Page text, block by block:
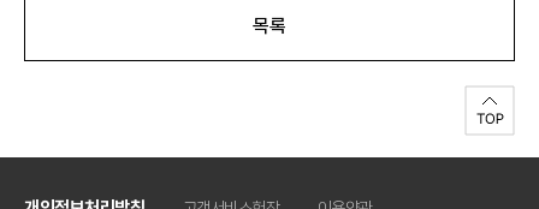
목록